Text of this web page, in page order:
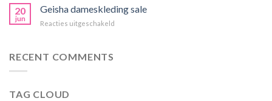
nieuwe
collectie
20
jun
Geisha dameskleding sale
Reacties uitgeschakeld
RECENT COMMENTS
TAG CLOUD